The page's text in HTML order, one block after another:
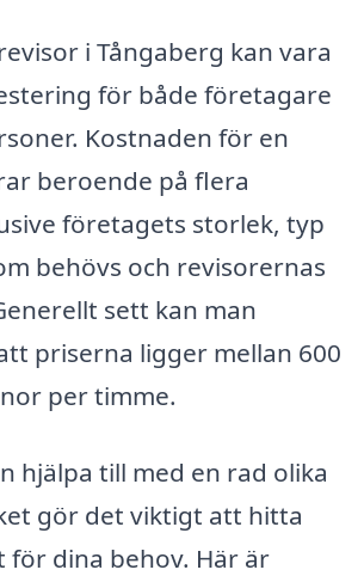
i Tångaberg kan vara
för både företagare
Kostnaden för en
beroende på flera
företagets storlek, typ
behövs och revisorernas
sett kan man
priserna ligger mellan 600
per timme.
hjälpa till med en rad olika
gör det viktigt att hitta
för dina behov. Här är